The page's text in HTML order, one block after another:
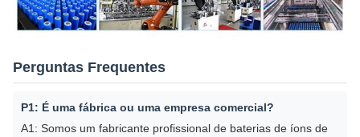
Perguntas Frequentes
P1: É uma fábrica ou uma empresa comercial?
A1: Somos um fabricante profissional de baterias de íons de